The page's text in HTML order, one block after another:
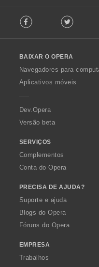
o
w
O
p
a
Facebook Twitter
BAIXAR O OPERA
Navegadores para
Aplicativos móveis
Dev.Opera
Versão beta
SERVIÇOS
Complementos
Conta do Opera
PRECISA DE AJUDA?
Suporte e ajuda
Blogs do Opera
Fóruns do Opera
EMPRESA
Trabalhos